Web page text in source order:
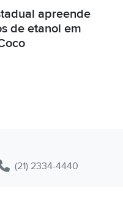
apreende
de etanol em
(21) 2334-4440